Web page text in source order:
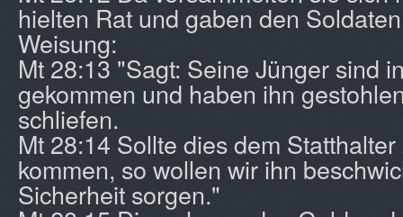
hielten Rat und gaben den
Weisung:
Mt 28:13 "Sagt: Seine Jünger sind
gekommen und haben ihn
schliefen.
Mt 28:14 Sollte dies dem
kommen, so wollen wir ihn
Sicherheit sorgen."